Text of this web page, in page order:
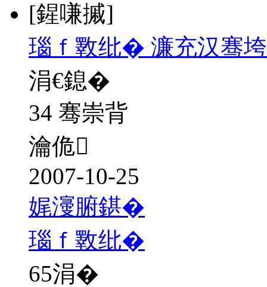
[鍟嗛摵]
瑙ｆ斁纰� 濂充汉骞
涓€鎴�
34 骞崇背
瀹佹
2007-10-25
娓濅腑鍖�
瑙ｆ斁纰�
65涓�